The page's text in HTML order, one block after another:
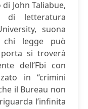
John Taliabue,
di letteratura
suona
chi legge può
si troverà
dell’Fbi con
in “crimini
il Bureau non
l’infinita